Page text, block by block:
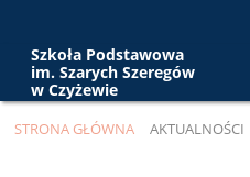
Szkoła Podstawowa
im. Szarych Szeregów
w Czyżewie
STRONA GŁÓWNA AKTUALNOŚCI